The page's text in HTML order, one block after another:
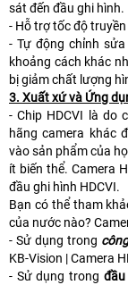
sát đến đầu ghi hình.
- Hỗ trợ tốc độ
- Tự động chỉnh
khoảng cách khác
bị giảm chất lượng
3. Xuất xứ và Ứng
- Chip HDCVI là do
hãng camera khác
vào sản phẩm của
ít biến thể. Camera
đầu ghi hình HDCVI.
Bạn có thể tham
của nước nào?
- Sử dụng trong
KB-Vision | Camera
- Sử dụng trong đầu